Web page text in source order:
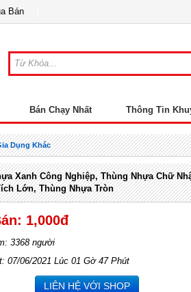
Bán
Bán Chạy Nhất Thông Tin
Dụng Khác
Xanh Công Nghiệp, Thùng Nhựa Chữ
Lớn, Thùng Nhựa Tròn
1,000đ
3368 người
07/06/2021 Lúc 01 Gờ 47 Phút
LIÊN HỆ VỚI SHOP